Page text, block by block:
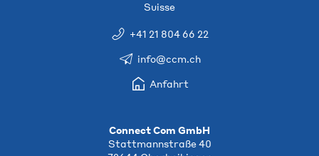
Suisse
+41 21 804 66 22
info@ccm.ch
Anfahrt
Connect Com GmbH
Stattmannstraße 40